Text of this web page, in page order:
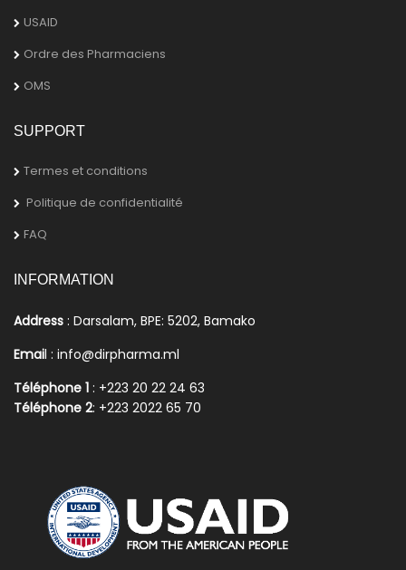
USAID
Ordre des Pharmaciens
OMS
SUPPORT
Termes et conditions
Politique de confidentialité
FAQ
INFORMATION
Address : Darsalam, BPE: 5202, Bamako
Email : info@dirpharma.ml
Téléphone 1 : +223 20 22 24 63
Téléphone 2: +223 2022 65 70